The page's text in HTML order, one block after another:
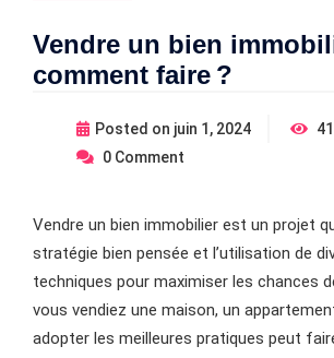
Vendre un bien
comment faire ?
Posted on juin 1, 2024
0 Comment
Vendre un bien immobilier est un projet
stratégie bien pensée et l’utilisation de
techniques pour maximiser les chances
vous vendiez une maison, un
adopter les meilleures pratiques peut